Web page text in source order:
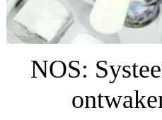
NOS: